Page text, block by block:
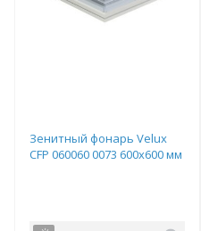
Зенитный фонарь Velux
CFP 060060 0073 600х600 мм